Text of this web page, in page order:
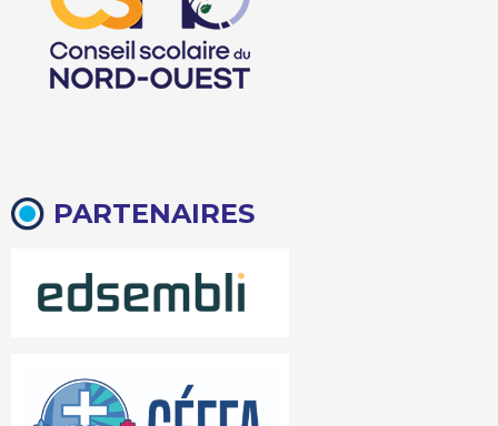
PARTENAIRES